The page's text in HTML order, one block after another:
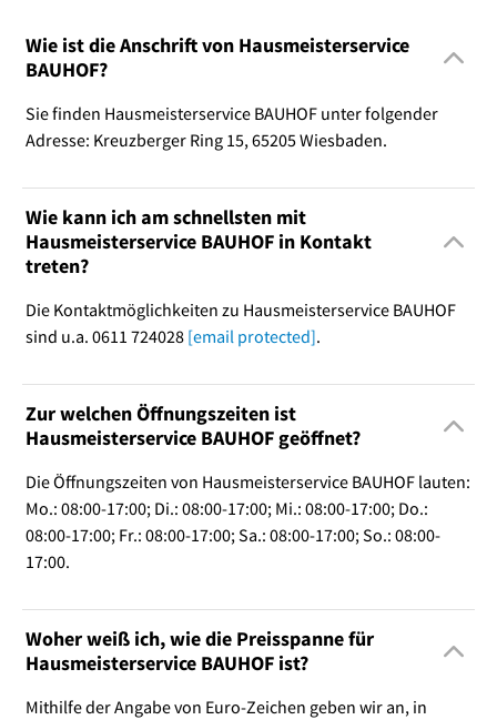
Wie ist die Anschrift von Hausmeisterservice
BAUHOF?
Sie finden Hausmeisterservice BAUHOF unter folgender
Adresse: Kreuzberger Ring 15, 65205 Wiesbaden.
Wie kann ich am schnellsten mit
Hausmeisterservice BAUHOF in Kontakt
treten?
Die Kontaktmöglichkeiten zu Hausmeisterservice BAUHOF
sind u.a. 0611 724028 [email protected].
Zur welchen Öffnungszeiten ist
Hausmeisterservice BAUHOF geöffnet?
Die Öffnungszeiten von Hausmeisterservice BAUHOF lauten:
Mo.: 08:00-17:00; Di.: 08:00-17:00; Mi.: 08:00-17:00; Do.:
08:00-17:00; Fr.: 08:00-17:00; Sa.: 08:00-17:00; So.: 08:00-
17:00.
Woher weiß ich, wie die Preisspanne für
Hausmeisterservice BAUHOF ist?
Mithilfe der Angabe von Euro-Zeichen geben wir an, in